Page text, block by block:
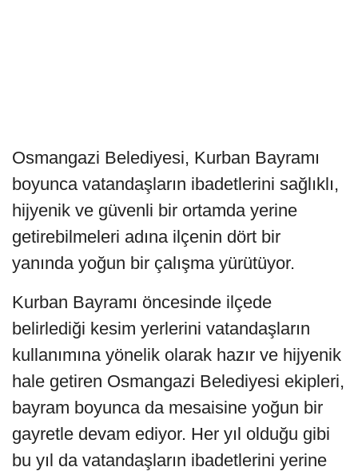
Osmangazi Belediyesi, Kurban Bayramı
boyunca vatandaşların ibadetlerini sağlıklı,
hijyenik ve güvenli bir ortamda yerine
getirebilmeleri adına ilçenin dört bir
yanında yoğun bir çalışma yürütüyor.
Kurban Bayramı öncesinde ilçede
belirlediği kesim yerlerini vatandaşların
kullanımına yönelik olarak hazır ve hijyenik
hale getiren Osmangazi Belediyesi ekipleri,
bayram boyunca da mesaisine yoğun bir
gayretle devam ediyor. Her yıl olduğu gibi
bu yıl da vatandaşların ibadetlerini yerine